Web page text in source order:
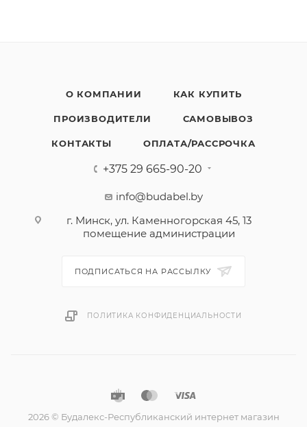
О КОМПАНИИ КАК КУПИТЬ
ПРОИЗВОДИТЕЛИ САМОВЫВОЗ
КОНТАКТЫ ОПЛАТА/РАССРОЧКА
+375 29 665-90-20
info@budabel.by
г. Минск, ул. Каменногорская 45, 13
помещение администрации
ПОДПИСАТЬСЯ НА РАССЫЛКУ
ПОЛИТИКА КОНФИДЕНЦИАЛЬНОСТИ
2026 © Будалекс-Республиканский интернет магазин